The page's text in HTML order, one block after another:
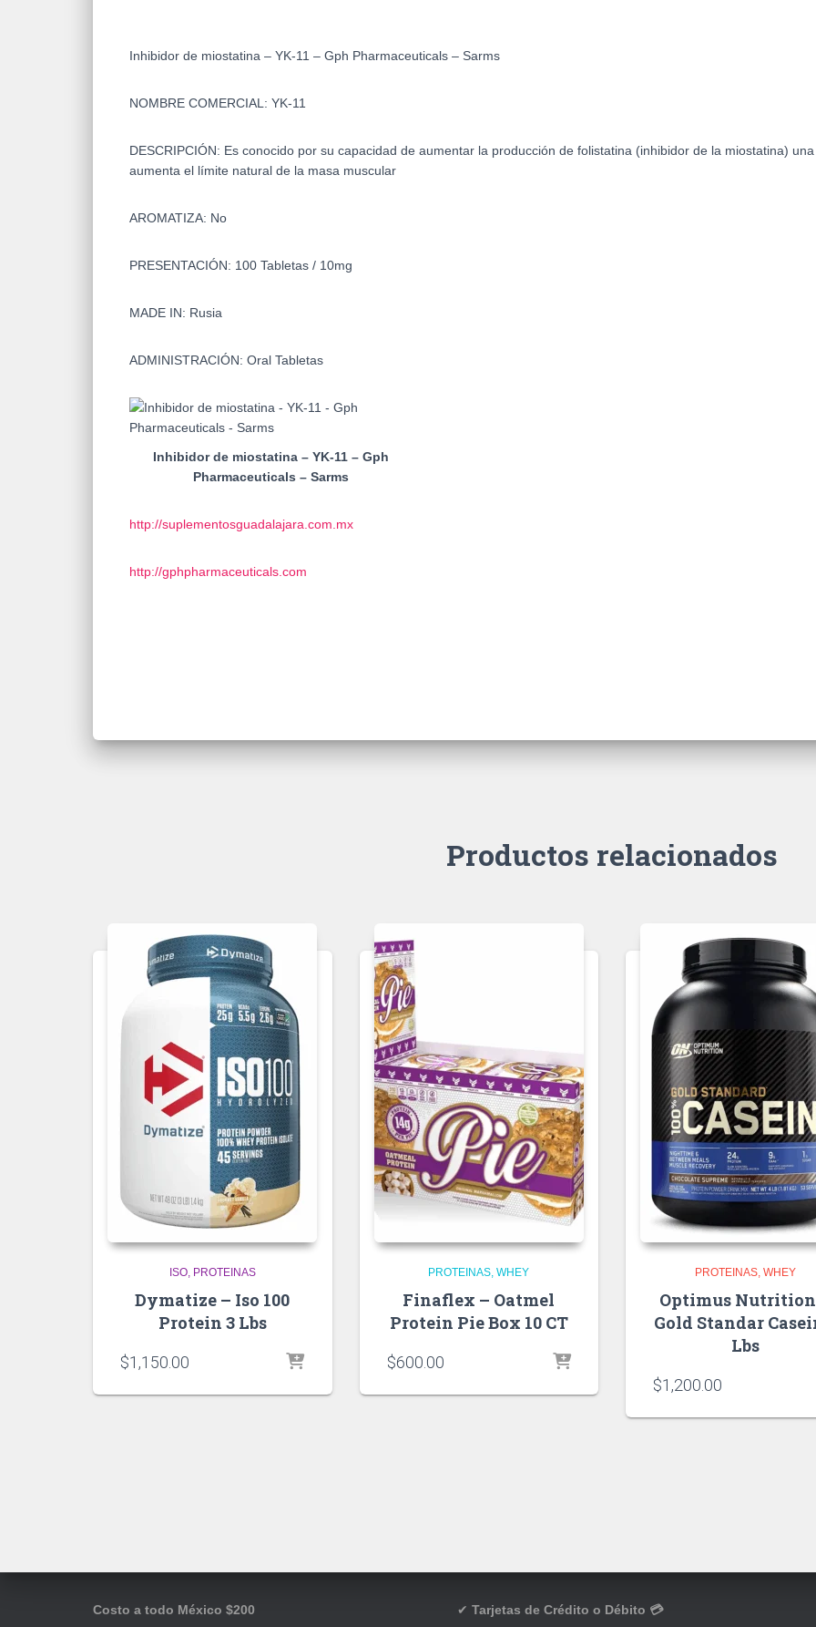
Inhibidor de miostatina – YK-11 – Gph Pharmaceuticals – Sarms
NOMBRE COMERCIAL: YK-11
DESCRIPCIÓN: Es conocido por su capacidad de aumentar la producción de folistatina (inhibidor de la miostatina)
aumenta el límite natural de la masa muscular
AROMATIZA: No
PRESENTACIÓN: 100 Tabletas / 10mg
MADE IN: Rusia
ADMINISTRACIÓN: Oral Tabletas
Inhibidor de miostatina – YK-11 – Gph
Pharmaceuticals – Sarms
http://suplementosguadalajara.com.mx
http://gphpharmaceuticals.com
Productos relacionados
ISO PROTEINAS
Dymatize – Iso 100
Protein 3 Lbs
$1,150.00
PROTEINAS WHEY
Finaflex – Oatmel
Protein Pie Box 10 CT
$600.00
PROTEINAS WHEY
Optimus
Gold Standar
Lbs
$1,200.00
Costo a todo México $200 ✔ Tarjetas de Crédito o Débito 💳